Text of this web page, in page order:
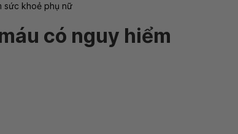
sức khoẻ phụ nữ
có nguy hiểm